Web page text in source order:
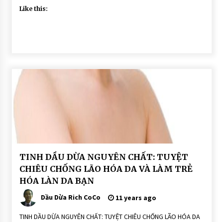
Like this:
BÀI
VIẾT
DẦU
DỪA
DƯỠNG
DA
TINH DẦU DỪA NGUYÊN CHẤT: TUYỆT
CHIÊU CHỐNG LÃO HÓA DA VÀ LÀM TRẺ
HÓA LÀN DA BẠN
Dầu Dừa Rich CoCo 11 years ago
TINH DẦU DỪA NGUYÊN CHẤT: TUYỆT CHIÊU CHỐNG LÃO HÓA DA